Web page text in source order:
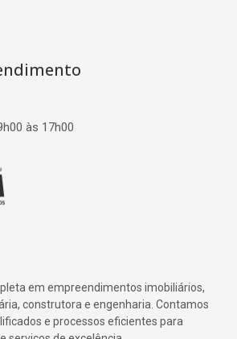
às 17h00
em empreendimentos imobiliários,
construtora e engenharia. Contamos
e processos eficientes para